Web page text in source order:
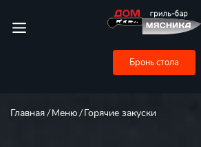
Бронь стола
Главная Меню Горячие закуски